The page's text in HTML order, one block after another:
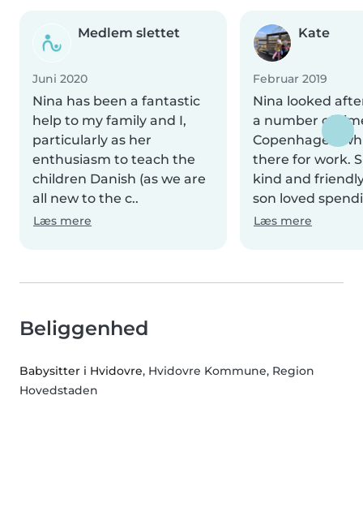
Medlem slettet
Juni 2020
Nina has been a fantastic
help to my family and I,
particularly as her
enthusiasm to teach the
children Danish (as we are
all new to the c..
Læs mere
Kate
Februar 2019
Nina looked
a number of
Copenhagen
there for work.
kind and
son loved
Læs mere
Beliggenhed
Babysitter i Hvidovre, Hvidovre Kommune, Region
Hovedstaden